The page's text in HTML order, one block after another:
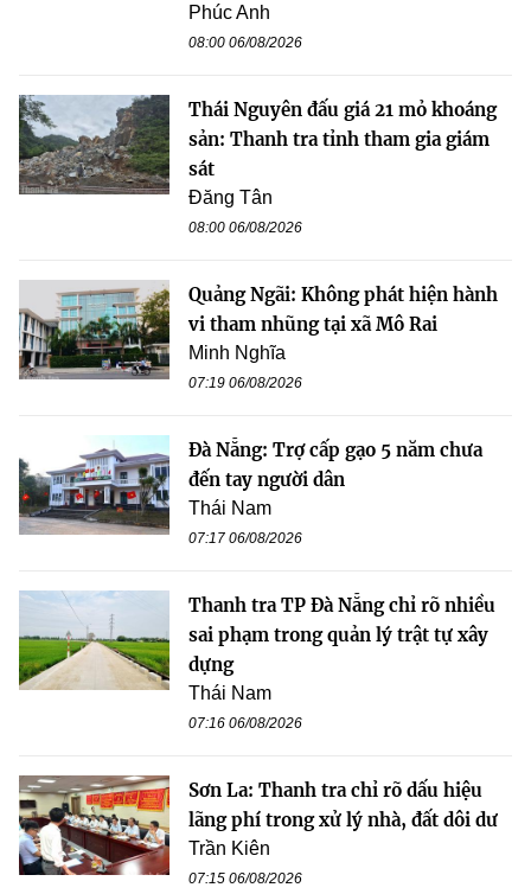
Phúc Anh
08:00 06/08/2026
Thái Nguyên đấu giá 21 mỏ khoáng
sản: Thanh tra tỉnh tham gia giám
sát
Đăng Tân
08:00 06/08/2026
Quảng Ngãi: Không phát hiện hành
vi tham nhũng tại xã Mô Rai
Minh Nghĩa
07:19 06/08/2026
Đà Nẵng: Trợ cấp gạo 5 năm chưa
đến tay người dân
Thái Nam
07:17 06/08/2026
Thanh tra TP Đà Nẵng chỉ rõ nhiều
sai phạm trong quản lý trật tự xây
dựng
Thái Nam
07:16 06/08/2026
Sơn La: Thanh tra chỉ rõ dấu hiệu
lãng phí trong xử lý nhà, đất dôi dư
Trần Kiên
07:15 06/08/2026